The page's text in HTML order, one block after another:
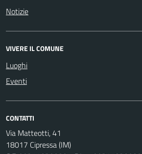
Notizie
VIVERE IL COMUNE
Luoghi
Eventi
CONTATTI
Via Matteotti, 41
18017 Cipressa (IM)